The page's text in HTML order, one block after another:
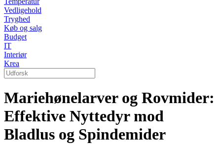
Vedligehold
Tryghed
Køb og salg
Budget
IT
Interiør
Krea
Mariehønelarver og Rovmider:
Effektive Nyttedyr mod
Bladlus og Spindemider